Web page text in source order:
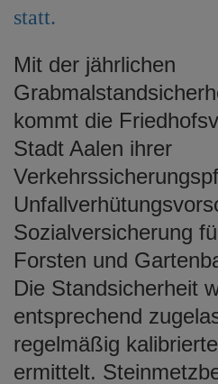
statt.
Mit der jährlichen
kommt die
Stadt Aalen ihrer
Sozialversicherung
Forsten und
Die Standsicherheit
entsprechend
regelmäßig
ermittelt.